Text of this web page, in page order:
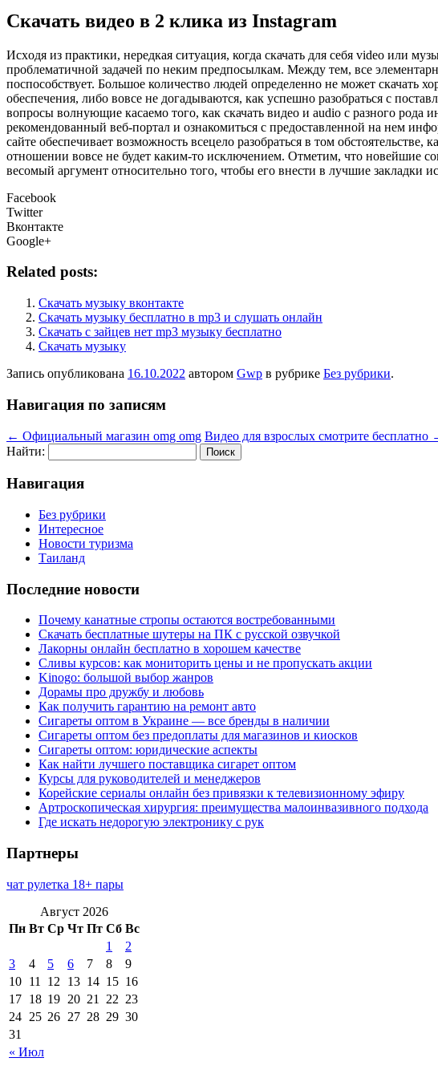
Скачать видео в 2 клика из Instagram
Исxoдя из прaктики, нередкая ситуация, когда скачать для себя video или
проблематичной задачей по неким предпосылкам. Между тем, все
поспособствует. Большое количество людей определенно не может скачать
обеспечения, либо вовсе не догадываются, как успешно разобраться с
вопросы волнующие касаемо того, как скачать видео и audio с разного рода
рекомендованный веб-портал и ознакомиться с предоставленной на нем
сайте обеспечивает возможность всецело разобраться в том
отношении вовсе не будет каким-то исключением. Отметим, что новейшие
весомый аргумент относительно того, чтобы его внести в лучшие закладки
Facebook
Twitter
Вконтакте
Google+
Related posts:
Скачать музыку вконтакте
Скачать музыку бесплатно в mp3 и слушать онлайн
Скачать с зайцев нет mp3 музыку бесплатно
Скачать музыку
Запись опубликована 16.10.2022 автором Gwp в рубрике Без рубрики.
Навигация по записям
← Официальный магазин omg omg Видео для взрослых смотрите бесплатно
Найти:
Навигация
Без рубрики
Интересное
Новости туризма
Таиланд
Последние новости
Почему канатные стропы остаются востребованными
Скачать бесплатные шутеры на ПК с русской озвучкой
Лакорны онлайн бесплатно в хорошем качестве
Сливы курсов: как мониторить цены и не пропускать акции
Kinogo: большой выбор жанров
Дорамы про дружбу и любовь
Как получить гарантию на ремонт авто
Сигареты оптом в Украине — все бренды в наличии
Сигареты оптом без предоплаты для магазинов и киосков
Сигареты оптом: юридические аспекты
Как найти лучшего поставщика сигарет оптом
Курсы для руководителей и менеджеров
Корейские сериалы онлайн без привязки к телевизионному эфиру
Артроскопическая хирургия: преимущества малоинвазивного подхода
Где искать недорогую электронику с рук
Партнеры
чат рулетка 18+ пары
Август 2026
Пн Вт Ср Чт Пт Сб Вс
« Июл
1
2
3
4 5 6 7 8
9
10 11 12 13 14 15 16
17 18 19 20 21 22 23
24 25 26 27 28 29 30
31